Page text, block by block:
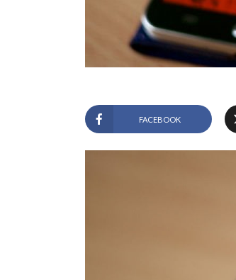
FACEBOOK